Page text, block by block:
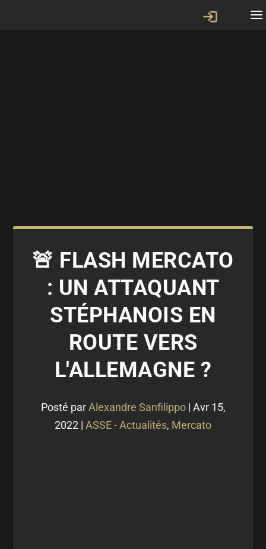
🚨 FLASH MERCATO
: UN ATTAQUANT
STÉPHANOIS EN
ROUTE VERS
L'ALLEMAGNE ?
Posté parAlexandre Sanfilippo| Avr 15,
2022 | ASSE - Actualités, Mercato